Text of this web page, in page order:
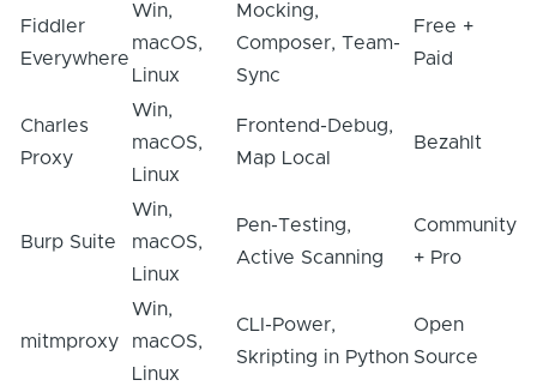
Fiddler
Everywhere
Win,
macOS,
Linux
Mocking,
Composer, Team-
Sync
Free +
Paid
Charles
Proxy
Win,
macOS,
Linux
Frontend-Debug,
Map Local
Bezahlt
Burp Suite
Win,
macOS,
Linux
Pen-Testing,
Active Scanning
Community
+ Pro
mitmproxy
Win,
macOS,
Linux
CLI-Power,
Skripting in Python
Open
Source